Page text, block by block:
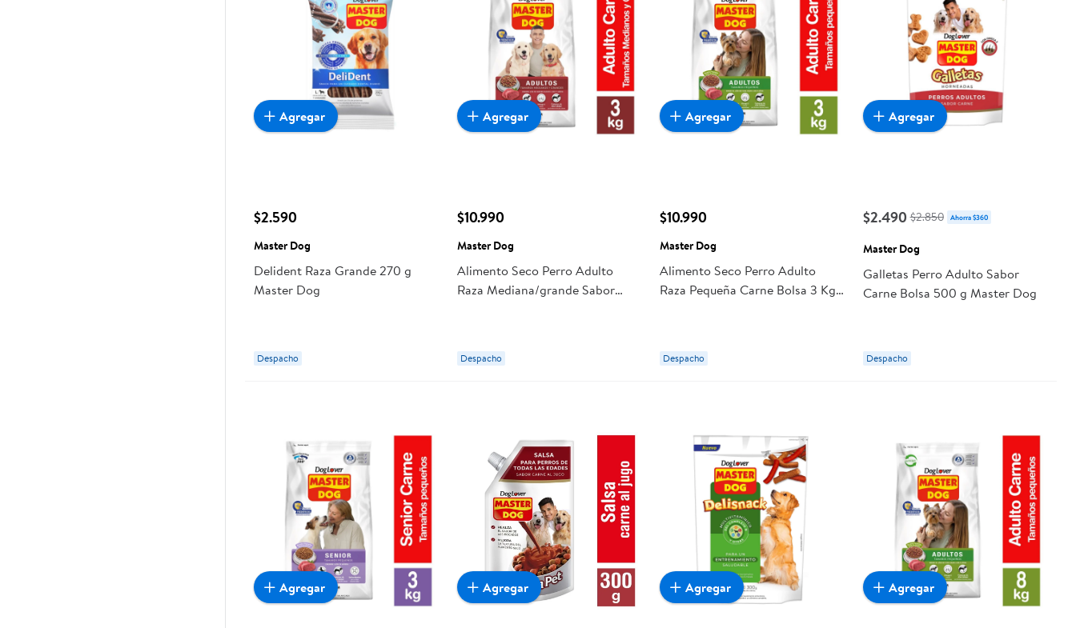
$2.590
Master Dog
Delident Raza Grande 270 g
Master Dog
Despacho
Agregar
$10.990
Master Dog
Alimento Seco Perro Adulto
Raza Mediana/grande Sabor
Despacho
Agregar
$10.990
Master Dog
Alimento Seco Perro Adulto
Raza Pequeña Carne Bolsa 3 Kg
Despacho
Agregar
$2.490 $2.850 Ahorra $360
Master Dog
Galletas Perro Adulto Sabor
Carne Bolsa 500 g Master Dog
Despacho
Agregar
Agregar Agregar Agregar Agregar